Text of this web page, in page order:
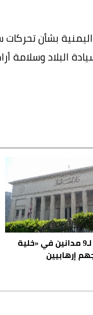
بشأن تحركات
البلاد وسلامة
مصر.. المؤبد لـ9 مدانين في «خلية
إرهابيين